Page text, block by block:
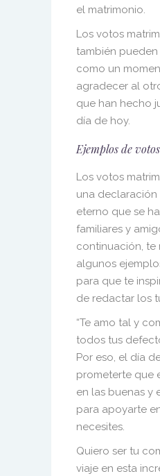
el matrimonio.
Los votos
también
como un
agradecer al
que han hecho
día de hoy.
Ejemplos de
Los votos
una declaración
eterno que se
familiares y
continuación, te
algunos
para que te
de redactar los
“Te amo tal y
todos tus
Por eso, el día
prometerte que
en las buenas y
para apoyarte
necesites.
Quiero ser tu
viaje en esta